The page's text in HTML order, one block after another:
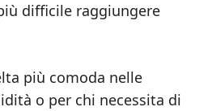
difficile raggiungere
più comoda nelle
o per chi necessita di